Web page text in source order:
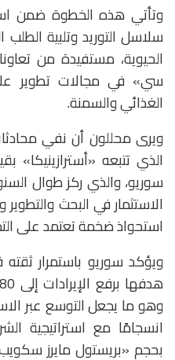
وتأتي هذه الخطوة ضمن
سلاسل التوريد وتلبية الطلب
الحيوية، مستفيدة من
سي» في مجالات تطوير
الغذائي والسمنة.
ويرى محللون أن نفي
الذي تتبعه «أسترازينيكا»
سوريو، والذي ركز طوال
الاستثمار في البحث
استحواذ ضخمة تعتمد على
ويؤكد سوريو باستمرار
وهو ما يجعل التوسع عبر
انسجامًا مع استراتيجية
بحجم «بريستول مايرز